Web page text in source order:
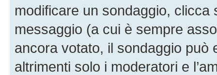
modificare un sondaggio,
messaggio (a cui è sempre
ancora votato, il sondaggio può
altrimenti solo i moderatori e